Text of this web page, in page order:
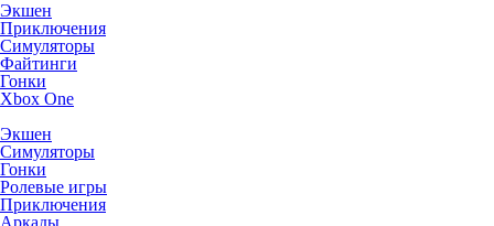
Экшен
Приключения
Симуляторы
Файтинги
Гонки
Xbox One
Экшен
Симуляторы
Гонки
Ролевые игры
Приключения
Аркады